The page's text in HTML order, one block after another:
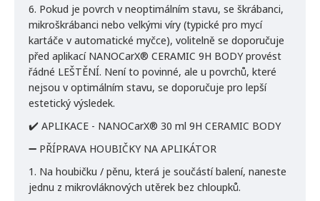
6. Pokud je povrch v neoptimálním stavu, se škrábanci,
mikroškrábanci nebo velkými víry (typické pro mycí
kartáče v automatické myčce), volitelně se doporučuje
před aplikací NANOCarX® CERAMIC 9H BODY provést
řádné LEŠTĚNÍ. Není to povinné, ale u povrchů, které
nejsou v optimálním stavu, se doporučuje pro lepší
estetický výsledek.
✔️ APLIKACE - NANOCarX® 30 ml 9H CERAMIC BODY
➖ PŘÍPRAVA HOUBIČKY NA APLIKÁTOR
1. Na houbičku / pěnu, která je součástí balení, naneste
jednu z mikrovláknových utěrek bez chloupků.